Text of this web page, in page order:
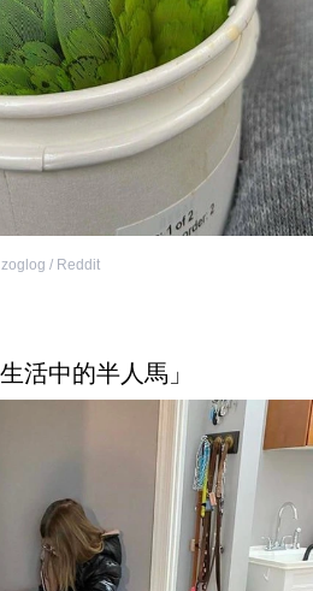
zoglog / Reddit
活中的半人馬」